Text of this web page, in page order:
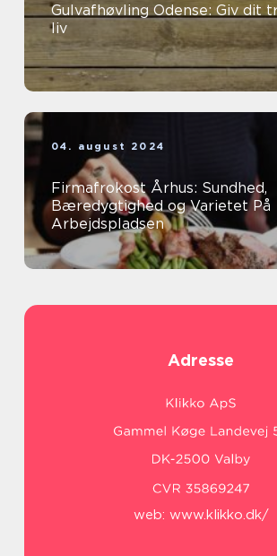
Gulvafhøvling Odense: Giv dit
liv
04. august 2024
Firmafrokost Århus: Sundhed,
Bæredygtighed og Varietet På
Arbejdspladsen
Adresse
web: www.klikko.dk/